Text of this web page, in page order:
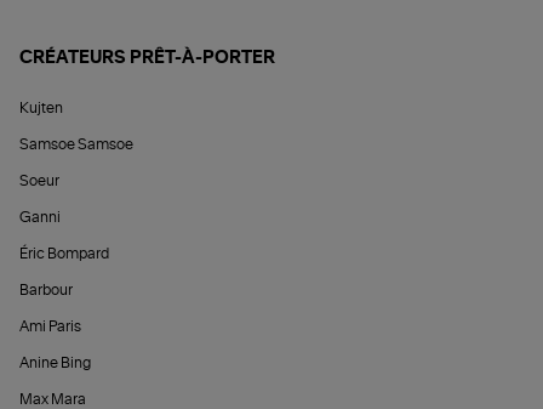
CRÉATEURS PRÊT-À-PORTER
Kujten
Samsoe Samsoe
Soeur
Ganni
Éric Bompard
Barbour
Ami Paris
Anine Bing
Max Mara